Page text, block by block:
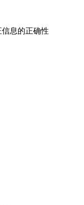
息的正确性